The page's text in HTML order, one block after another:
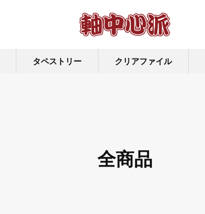
タペストリー クリアファイル
全商品